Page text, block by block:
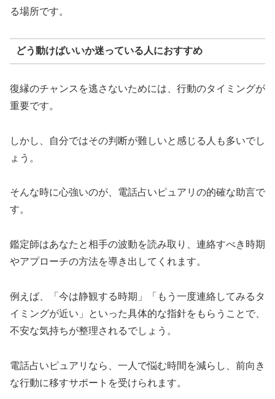
る場所です。
どう動けばいいか迷っている人におすすめ
復縁のチャンスを逃さないためには、行動のタイミングが
重要です。
しかし、自分ではその判断が難しいと感じる人も多いでし
ょう。
そんな時に心強いのが、電話占いピュアリの的確な助言で
す。
鑑定師はあなたと相手の波動を読み取り、連絡すべき時期
やアプローチの方法を導き出してくれます。
例えば、「今は静観する時期」「もう一度連絡してみるタ
イミングが近い」といった具体的な指針をもらうことで、
不安な気持ちが整理されるでしょう。
電話占いピュアリなら、一人で悩む時間を減らし、前向き
な行動に移すサポートを受けられます。